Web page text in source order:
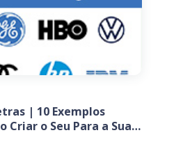
| 10 Exemplos
Criar o Seu Para a Sua